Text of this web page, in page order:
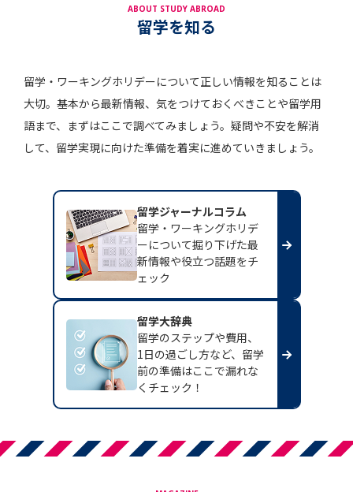
留学を知る
ABOUT STUDY ABROAD
留学・ワーキングホリデーについて正しい情報を知ることは
大切。基本から最新情報、気をつけておくべきことや留学用
語まで、まずはここで調べてみましょう。疑問や不安を解消
して、留学実現に向けた準備を着実に進めていきましょう。
留学ジャーナルコラム
留学・ワーキングホリデ
ーについて掘り下げた最
新情報や役立つ話題をチ
ェック
留学大辞典
留学のステップや費用、
1日の過ごし方など、留学
前の準備はここで漏れな
くチェック！